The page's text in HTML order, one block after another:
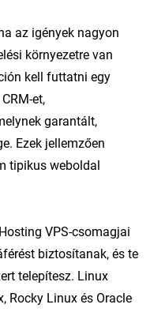
az igények nagyon
környezetre van
kell futtatni egy
et,
garantált,
Ezek jellemzően
tipikus weboldal
VPS-csomagjai
biztosítanak, és te
telepítesz. Linux
Rocky Linux és Oracle